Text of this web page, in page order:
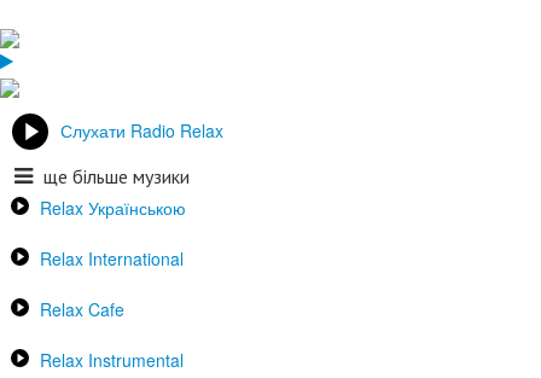
Слухати Radio Relax
ще більше музики
Relax Українською
Relax International
Relax Cafe
Relax Instrumental